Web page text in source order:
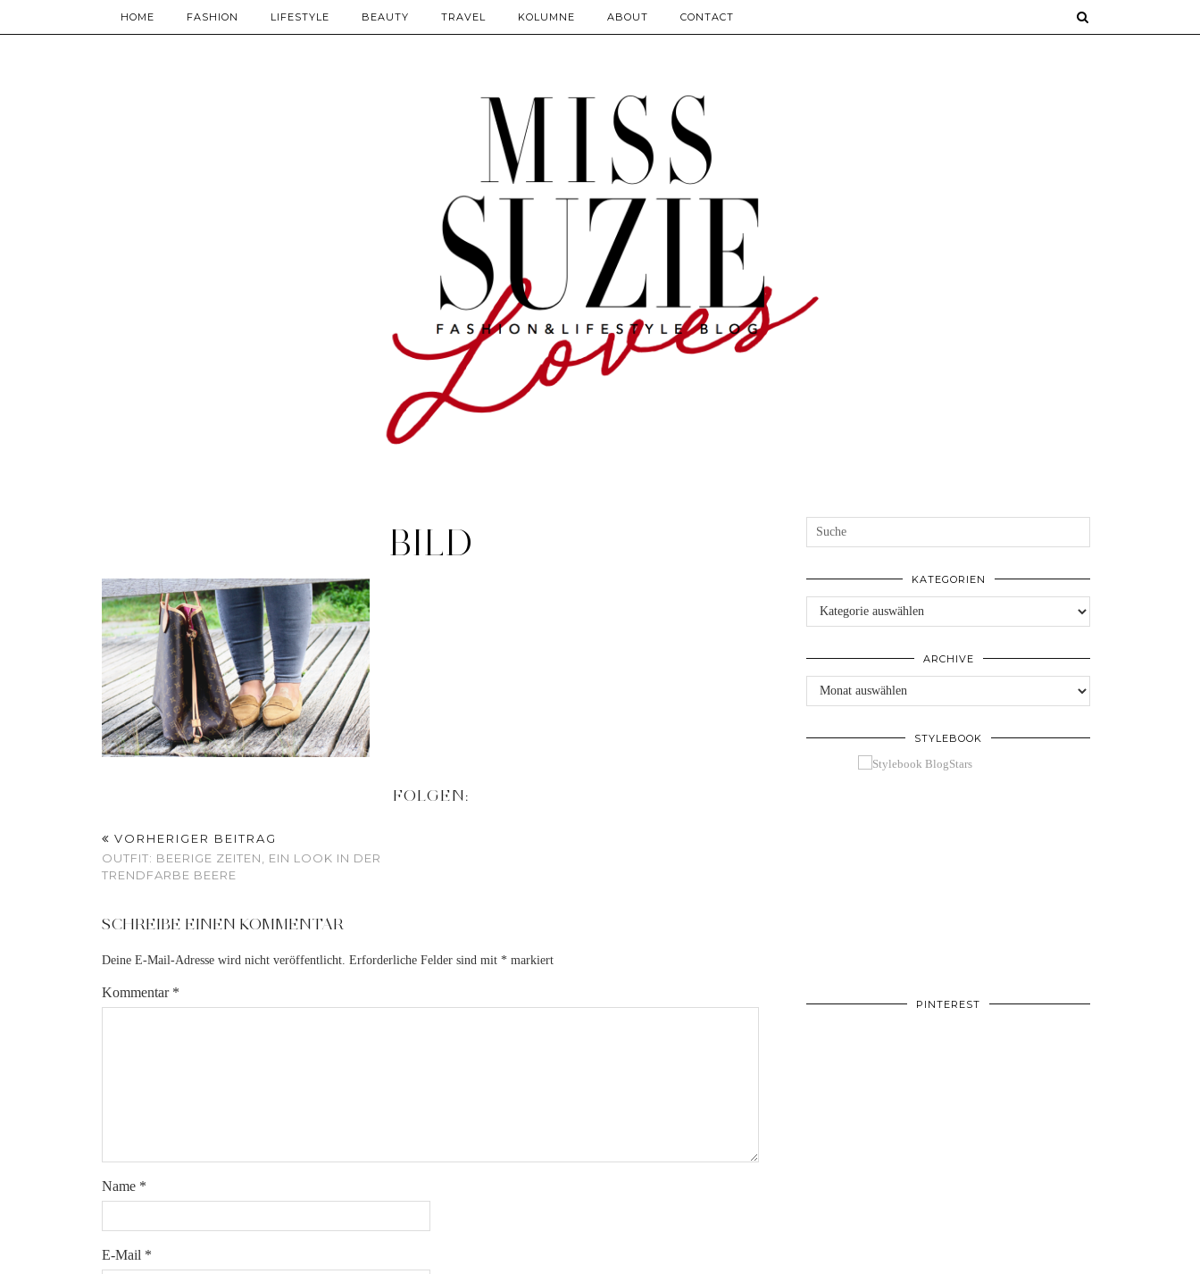
HOME FASHION LIFESTYLE BEAUTY TRAVEL KOLUMNE ABOUT CONTACT
BILD
FOLGEN:
VORHERIGER BEITRAG
OUTFIT: BEERIGE ZEITEN, EIN LOOK IN DER
TRENDFARBE BEERE
SCHREIBE EINEN KOMMENTAR
Deine E-Mail-Adresse wird nicht veröffentlicht. Erforderliche Felder sind mit * markiert
Kommentar *
Name *
E-Mail *
KATEGORIEN
Kategorien
ARCHIVE
Archive
STYLEBOOK
PINTEREST